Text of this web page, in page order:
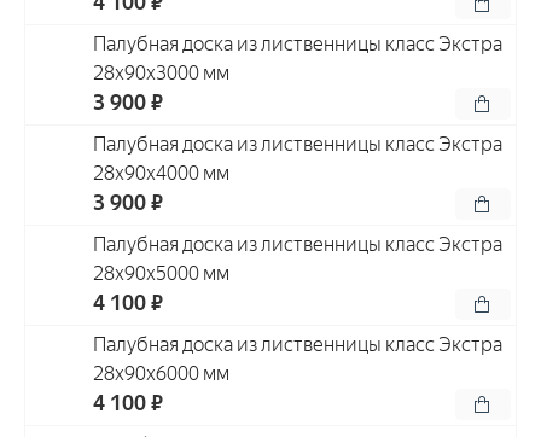
Палубная доска из лиственницы класс Экстра
28x90x3000 мм
3 900 ₽
Палубная доска из лиственницы класс Экстра
28x90x4000 мм
3 900 ₽
Палубная доска из лиственницы класс Экстра
28x90x5000 мм
4 100 ₽
Палубная доска из лиственницы класс Экстра
28x90x6000 мм
4 100 ₽